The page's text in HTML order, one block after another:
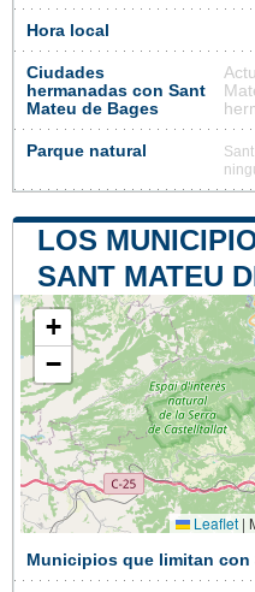
Hora local
Ciudades
hermanadas con Sant
Mateu de Bages
Parque natural
LOS
SANT MATEU
+
−
Leaflet |
Municipios que limitan con